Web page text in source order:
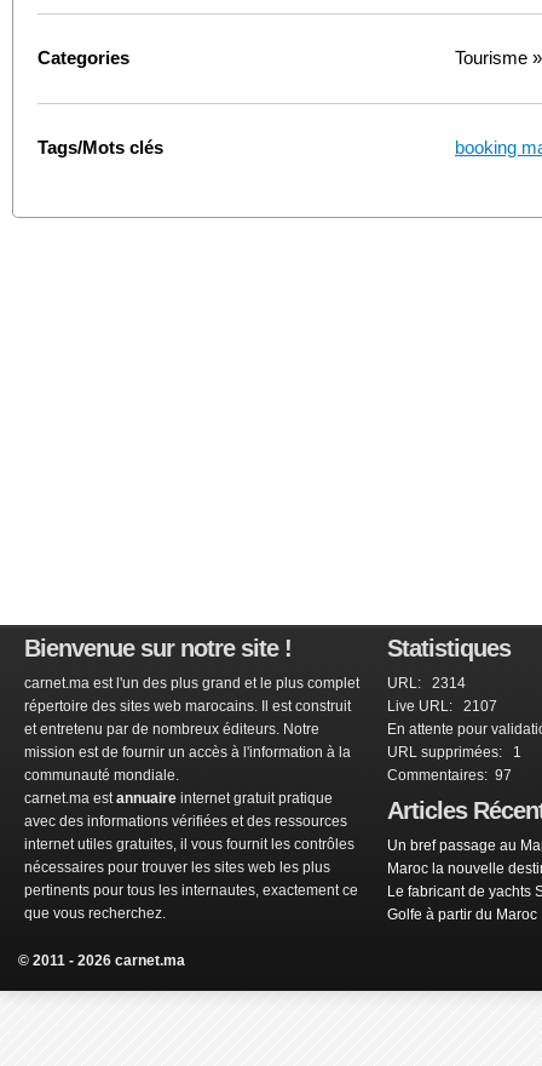
Categories Tourisme
Tags/Mots clés booking
Bienvenue sur notre site !
carnet.ma est l'un des plus grand et le plus complet
répertoire des sites web marocains. Il est construit
et entretenu par de nombreux éditeurs. Notre
mission est de fournir un accès à l'information à la
communauté mondiale.
carnet.ma estannuaire internet gratuit pratique
avec des informations vérifiées et des ressources
internet utiles gratuites, il vous fournit les contrôles
nécessaires pour trouver les sites web les plus
pertinents pour tous les internautes, exactement ce
que vous recherchez.
Statistiques
URL: 2314
Live URL: 2107
En attente pour
URL supprimées: 1
Commentaires: 97
Articles
Un bref passage au
Maroc la nouvelle
Le fabricant de yachts
Golfe à partir du Maroc
© 2011 - 2026 carnet.ma